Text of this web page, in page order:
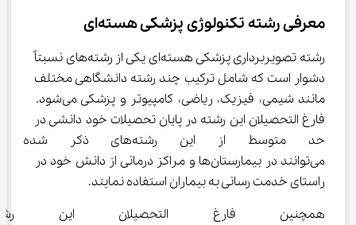
معرفی رشته تکنولوژی پزشکی هسته‌ای
رشته تصویربرداری پزشکی هسته‌ای یکی از رشته‌های نسبتاً
دشوار است که شامل ترکیب چند رشته دانشگاهی مختلف
مانند شیمی، فیزیک، ریاضی، کامپیوتر و پزشکی می‌شود.
فارغ التحصیلان این رشته در پایان تحصیلات خود دانشی در
حد متوسط از این
می‌توانند در بیمارستان‌ها و مراکز درمانی از دانش خود در
راستای خدمت رسانی به بیماران استفاده نمایند.
همچنین فارغ التحصیلان این